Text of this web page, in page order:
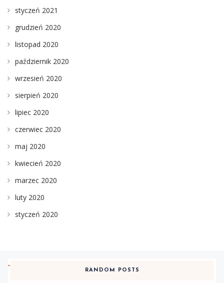
styczeń 2021
grudzień 2020
listopad 2020
październik 2020
wrzesień 2020
sierpień 2020
lipiec 2020
czerwiec 2020
maj 2020
kwiecień 2020
marzec 2020
luty 2020
styczeń 2020
RANDOM POSTS